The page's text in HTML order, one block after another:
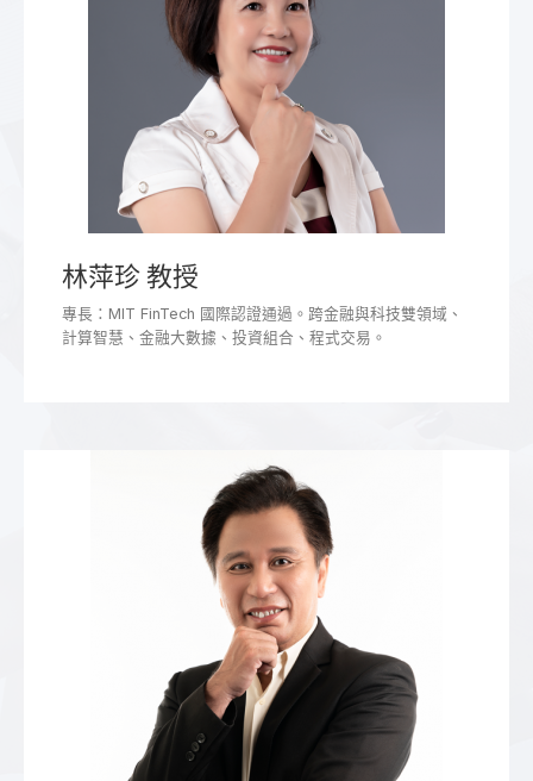
林萍珍 教授
專長：MIT FinTech 國際認證通過。跨金融與科技雙領域、
計算智慧、金融大數據、投資組合、程式交易。